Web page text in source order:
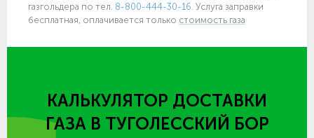
газгольдера по тел. 8-800-444-30-16. Услуга заправки
бесплатная, оплачивается только стоимость газа
КАЛЬКУЛЯТОР ДОСТАВКИ
ГАЗА В ТУГОЛЕССКИЙ БОР